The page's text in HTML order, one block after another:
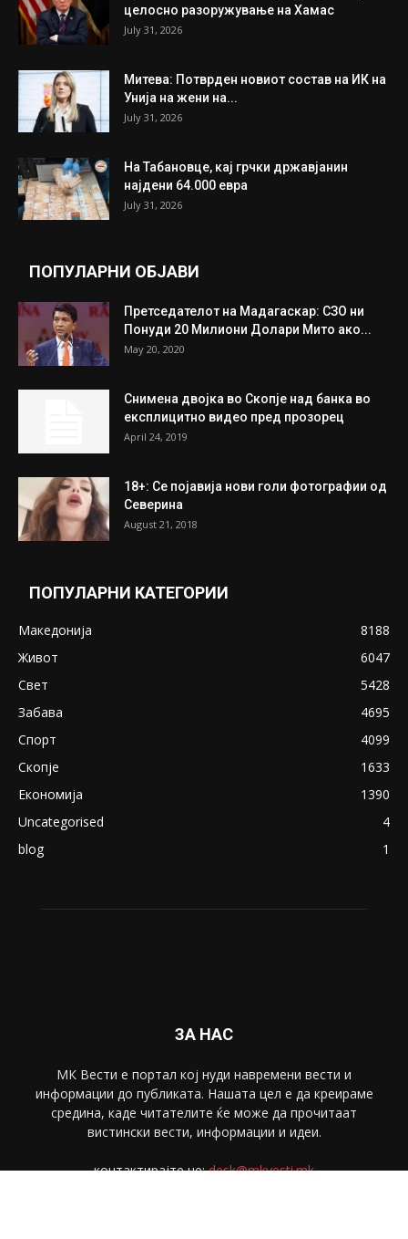
целосно разоружување на Хамас
July 31, 2026
Митева: Потврден новиот состав на ИК на
Унија на жени на...
July 31, 2026
На Табановце, кај грчки државјанин
најдени 64.000 евра
July 31, 2026
ПОПУЛАРНИ ОБЈАВИ
Претседателот на Мадагаскар: СЗО ни
Понуди 20 Милиони Долари Мито ако...
May 20, 2020
Снимена двојка во Скопје над банка во
експлицитно видео пред прозорец
April 24, 2019
18+: Се појавија нови голи фотографии од
Северина
August 21, 2018
ПОПУЛАРНИ КАТЕГОРИИ
Македонија
8188
Живот
6047
Свет
5428
Забава
4695
Спорт
4099
Скопје
1633
Економија
1390
Uncategorised
4
blog
1
ЗА НАС
МК Вести е портал коj нуди навремени вести и
информации до публиката. Нашата цел е да креираме
средина, каде читателите ќе може да прочитаат
вистински вести, информации и идеи.
контактирајте не:desk@mkvesti.mk